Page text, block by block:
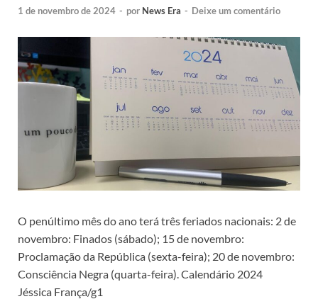
1 de novembro de 2024 - por News Era - Deixe um comentário
O penúltimo mês do ano terá três feriados nacionais: 2 de
novembro: Finados (sábado); 15 de novembro:
Proclamação da República (sexta-feira); 20 de novembro:
Consciência Negra (quarta-feira). Calendário 2024
Jéssica França/g1